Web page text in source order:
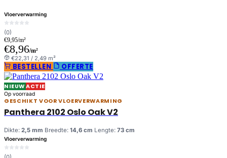
Vloerverwarming
(0)
€9,95/m²
€8,96/m²
€22,31 / 2,49 m²
BESTELLEN OFFERTE
NIEUWACTIE
Op voorraad
GESCHIKT VOOR VLOERVERWARMING
Panthera 2102 Oslo Oak V2
Dikte: 2,5 mm Breedte: 14,6 cm Lengte: 73 cm
Vloerverwarming